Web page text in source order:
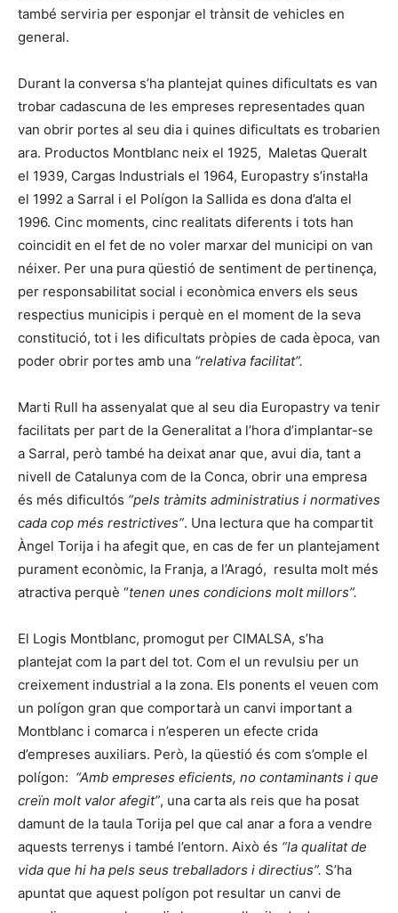
també serviria per esponjar el trànsit de vehicles en
general.
Durant la conversa s’ha plantejat quines dificultats es van
trobar cadascuna de les empreses representades quan
van obrir portes al seu dia i quines dificultats es trobarien
ara. Productos Montblanc neix el 1925, Maletas Queralt
el 1939, Cargas Industrials el 1964, Europastry s’instal·la
el 1992 a Sarral i el Polígon la Sallida es dona d’alta el
1996. Cinc moments, cinc realitats diferents i tots han
coincidit en el fet de no voler marxar del municipi on van
néixer. Per una pura qüestió de sentiment de pertinença,
per responsabilitat social i econòmica envers els seus
respectius municipis i perquè en el moment de la seva
constitució, tot i les dificultats pròpies de cada època, van
poder obrir portes amb una “relativa facilitat”.
Marti Rull ha assenyalat que al seu dia Europastry va tenir
facilitats per part de la Generalitat a l’hora d’implantar-se
a Sarral, però també ha deixat anar que, avui dia, tant a
nivell de Catalunya com de la Conca, obrir una empresa
és més dificultós “pels tràmits administratius i normatives
cada cop més restrictives”. Una lectura que ha compartit
Àngel Torija i ha afegit que, en cas de fer un plantejament
purament econòmic, la Franja, a l’Aragó, resulta molt més
atractiva perquè “tenen unes condicions molt millors”.
El Logis Montblanc, promogut per CIMALSA, s’ha
plantejat com la part del tot. Com el un revulsiu per un
creixement industrial a la zona. Els ponents el veuen com
un polígon gran que comportarà un canvi important a
Montblanc i comarca i n’esperen un efecte crida
d’empreses auxiliars. Però, la qüestió és com s’omple el
polígon: “Amb empreses eficients, no contaminants i que
creïn molt valor afegit”, una carta als reis que ha posat
damunt de la taula Torija pel que cal anar a fora a vendre
aquests terrenys i també l’entorn. Això és “la qualitat de
vida que hi ha pels seus treballadors i directius”. S’ha
apuntat que aquest polígon pot resultar un canvi de